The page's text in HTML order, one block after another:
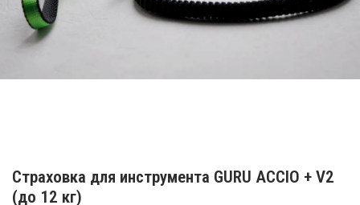
Страховка для инструмента GURU ACCIO + V2
(до 12 кг)